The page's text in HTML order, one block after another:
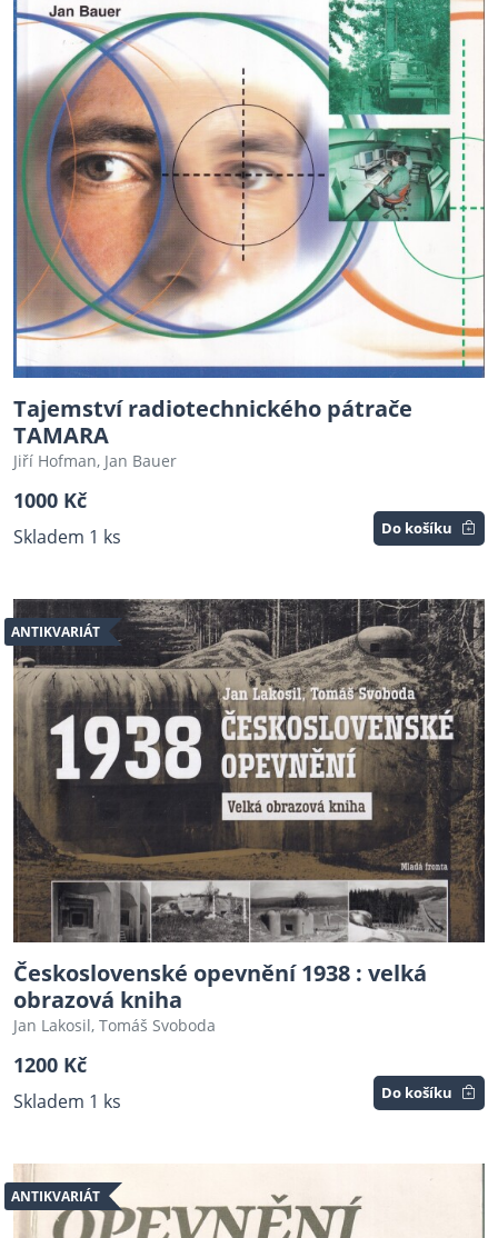
Tajemství radiotechnického pátrače
TAMARA
Jiří Hofman, Jan Bauer
1000 Kč
Skladem 1 ks Do košíku
ANTIKVARIÁT
Československé opevnění 1938 : velká
obrazová kniha
Jan Lakosil, Tomáš Svoboda
1200 Kč
Skladem 1 ks Do košíku
ANTIKVARIÁT